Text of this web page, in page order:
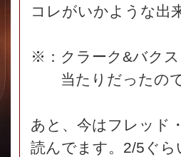
コレがいかような出
※：クラーク&バク
当たりだったので
あと、今はフレッド
読んでます。2/5ぐ